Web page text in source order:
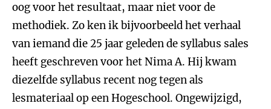
oog voor het resultaat, maar niet voor de
methodiek. Zo ken ik bijvoorbeeld het verhaal
van iemand die 25 jaar geleden de syllabus sales
heeft geschreven voor het Nima A. Hij kwam
diezelfde syllabus recent nog tegen als
lesmateriaal op een Hogeschool. Ongewijzigd,